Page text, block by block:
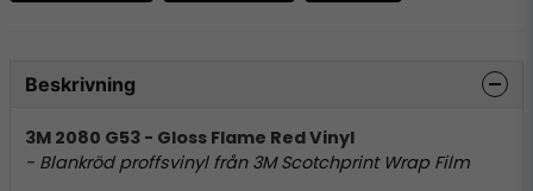
Beskrivning
3M 2080 G53 - Gloss Flame Red Vinyl
- Blankröd proffsvinyl från 3M Scotchprint Wrap Film